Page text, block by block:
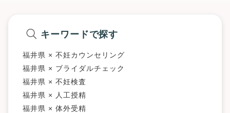
キーワードで探す
福井県 × 不妊カウンセリング
福井県 × ブライダルチェック
福井県 × 不妊検査
福井県 × 人工授精
福井県 × 体外受精